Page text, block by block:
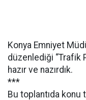
Konya Emniyet
düzenlediği “Trafik
hazır ve nazırdık.
***
Bu toplantıda